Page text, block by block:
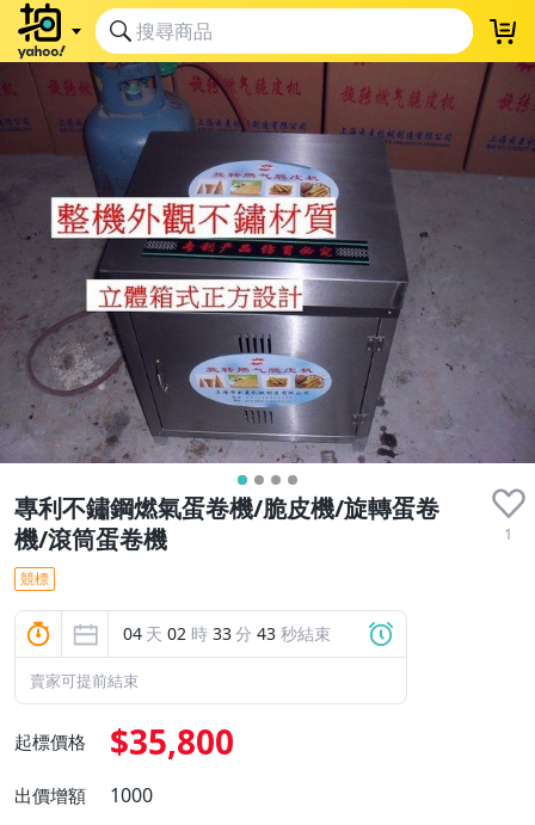
專利不鏽鋼燃氣蛋卷機/脆皮機/旋轉蛋卷
機/滾筒蛋卷機
1
競標
04 天 02 時 33分 42 秒結束
賣家可提前結束
起標價格 $35,800
出價增額 1000